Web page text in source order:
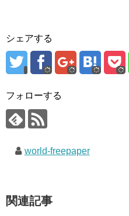
シェアする
フォローする
world-freepaper
関連記事